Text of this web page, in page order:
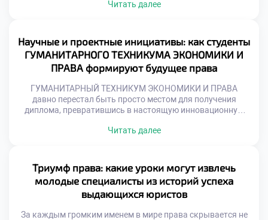
процессы напрямую влияют на глубину усвоенных
обучение в московском техникуме становится тем самым
надежным фундаментом, который закладывает
правильные алгоритмы подготовки и […]
Читать далее
Научные и проектные инициативы: как студенты
ГУМАНИТАРНОГО ТЕХНИКУМА ЭКОНОМИКИ И
ПРАВА формируют будущее права
ГУМАНИТАРНЫЙ ТЕХНИКУМ ЭКОНОМИКИ И ПРАВА
давно перестал быть просто местом для получения
диплома, превратившись в настоящую инновационную
концепции. В этом уникальном пространстве
взгляда на право. Именно поэтому качественное
обучение в московском техникуме позволяет учащимся
не просто изучать догмы, а […]
Читать далее
Триумф права: какие уроки могут извлечь
молодые специалисты из историй успеха
выдающихся юристов
За каждым громким именем в мире права скрывается не